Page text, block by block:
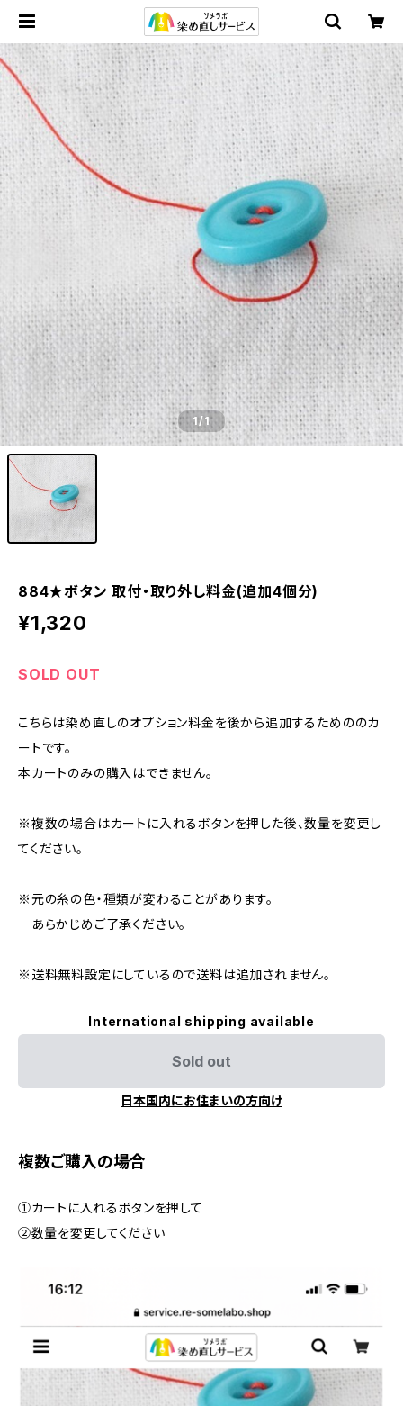
1/1
884★ボタン 取付・取り外し料金(追加4個分)
¥1,320
SOLD OUT
こちらは染め直しのオプション料金を後から追加するためののカ
ートです。
本カートのみの購入はできません。
※複数の場合はカートに入れるボタンを押した後、数量を変更し
てください。
※元の糸の色・種類が変わることがあります。
あらかじめご了承ください。
※送料無料設定にしているので送料は追加されません。
International shipping available
Sold out
日本国内にお住まいの方向け
複数ご購入の場合
①カートに入れるボタンを押して
②数量を変更してください